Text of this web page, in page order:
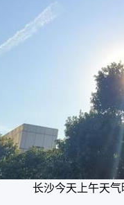
长沙今天上午天气